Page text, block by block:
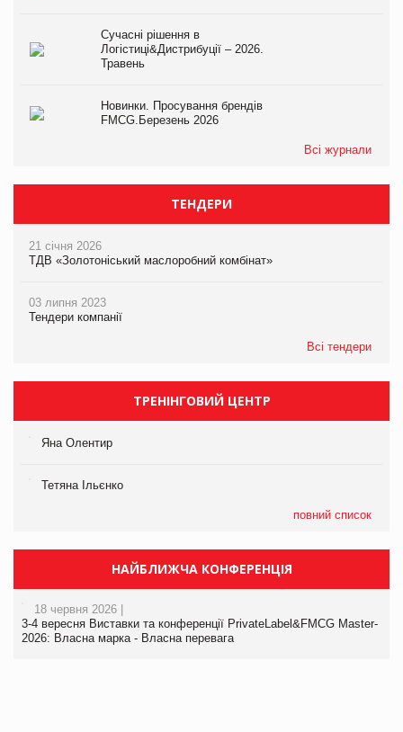
Сучасні рішення в
Логістиці&Дистрибуції – 2026.
Травень
Новинки. Просування брендів
FMCG.Березень 2026
Всі журнали
ТЕНДЕРИ
21 січня 2026
ТДВ «Золотоніський маслоробний комбінат»
03 липня 2023
Тендери компанії
Всі тендери
ТРЕНІНГОВИЙ ЦЕНТР
Яна Олентир
Тетяна Ільєнко
повний список
НАЙБЛИЖЧА КОНФЕРЕНЦІЯ
18 червня 2026 |
3-4 вересня Виставки та конференції PrivateLabel&FMCG Master-
2026: Власна марка - Власна перевага